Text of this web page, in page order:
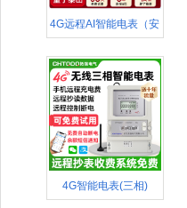
4G远程AI智能电表（安
4G智能电表(三相)